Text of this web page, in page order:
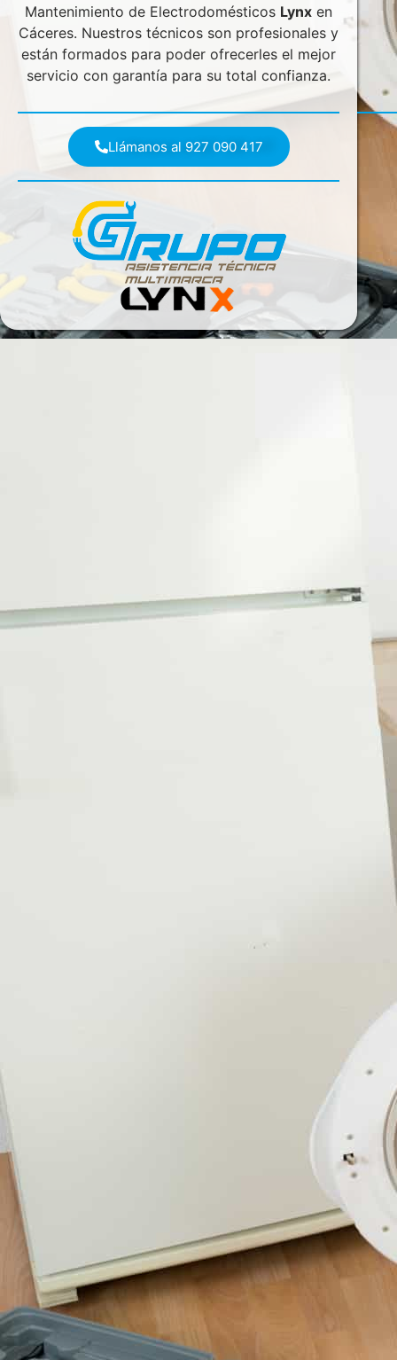
Mantenimiento de Electrodomésticos Lynx en
Cáceres. Nuestros técnicos son profesionales y
están formados para poder ofrecerles el mejor
servicio con garantía para su total confianza.
Llámanos al 927 090 417